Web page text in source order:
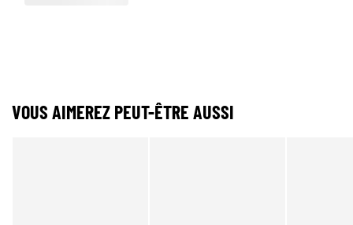
VOUS AIMEREZ PEUT-ÊTRE AUSSI